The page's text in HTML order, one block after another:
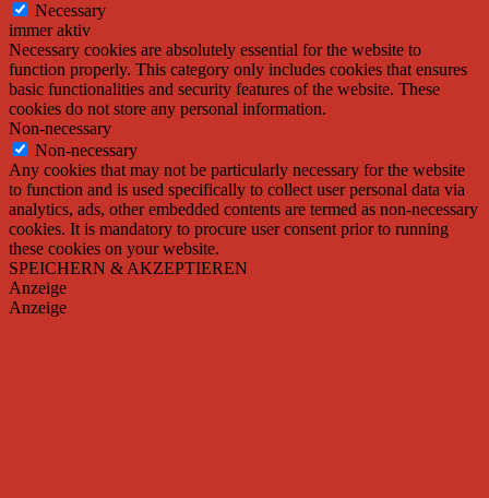
Necessary
immer aktiv
Necessary cookies are absolutely essential for the website to
function properly. This category only includes cookies that ensures
basic functionalities and security features of the website. These
cookies do not store any personal information.
Non-necessary
Non-necessary
Any cookies that may not be particularly necessary for the website
to function and is used specifically to collect user personal data via
analytics, ads, other embedded contents are termed as non-necessary
cookies. It is mandatory to procure user consent prior to running
these cookies on your website.
SPEICHERN & AKZEPTIEREN
Anzeige
Anzeige